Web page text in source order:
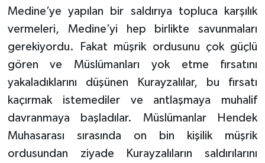
Medine’ye yapılan bir saldırıya topluca karşılık
vermeleri, Medine’yi hep birlikte savunmaları
gerekiyordu. Fakat müşrik ordusunu çok güçlü
gören ve Müslümanları yok etme fırsatını
yakaladıklarını düşünen Kurayzalılar, bu fırsatı
kaçırmak istemediler ve antlaşmaya muhalif
davranmaya başladılar. Müslümanlar Hendek
Muhasarası sırasında on bin kişilik müşrik
ordusundan ziyade Kurayzalıların saldırılarını